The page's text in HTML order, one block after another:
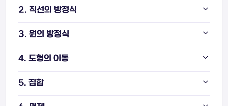
2. 직선의 방정식
3. 원의 방정식
4. 도형의 이동
5. 집합